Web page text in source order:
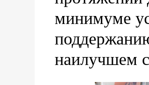
минимуме
наилучшем